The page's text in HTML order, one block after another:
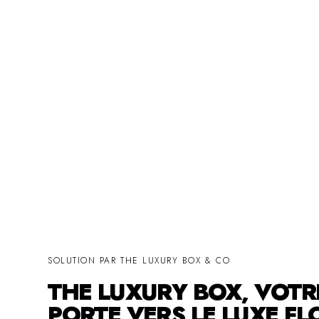
SOLUTION PAR THE LUXURY BOX & CO
THE LUXURY BOX,